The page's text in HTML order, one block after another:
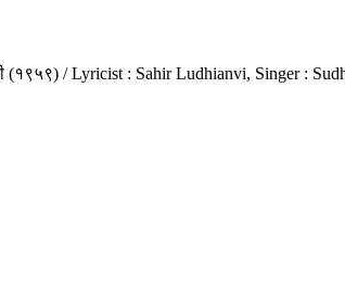
(१९५९) / Lyricist : Sahir Ludhianvi, Singer :